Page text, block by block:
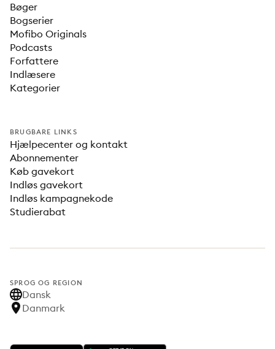
Bøger
Bogserier
Mofibo Originals
Podcasts
Forfattere
Indlæsere
Kategorier
BRUGBARE LINKS
Hjælpecenter og kontakt
Abonnementer
Køb gavekort
Indløs gavekort
Indløs kampagnekode
Studierabat
SPROG OG REGION
Dansk
Danmark